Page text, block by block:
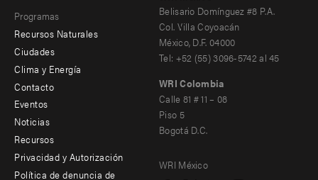
Programas
Recursos Naturales
Ciudades
Clima y Energía
Footer
menu
-
Additional
Contacto
Eventos
Noticias
Recursos
Privacidad y Autorización
Política de denuncia de
Belisario Domínguez #8 P.A.
Col. Villa Coyoacán
México, D.F. 04000
Tel: +52 (55) 3096-5742 al 45
WRI Colombia
Calle 81 # 11 – 08
Piso 5
Bogotá D.C.
Social
WRI México